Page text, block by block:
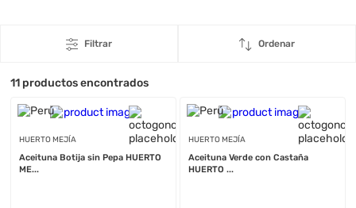
Filtrar Ordenar
11 productos encontrados
HUERTO MEJÍA
Aceituna Botija sin Pepa HUERTO
ME...
HUERTO MEJÍA
Aceituna Verde con Castaña
HUERTO ...